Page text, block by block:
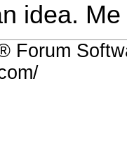
idea.
Forum